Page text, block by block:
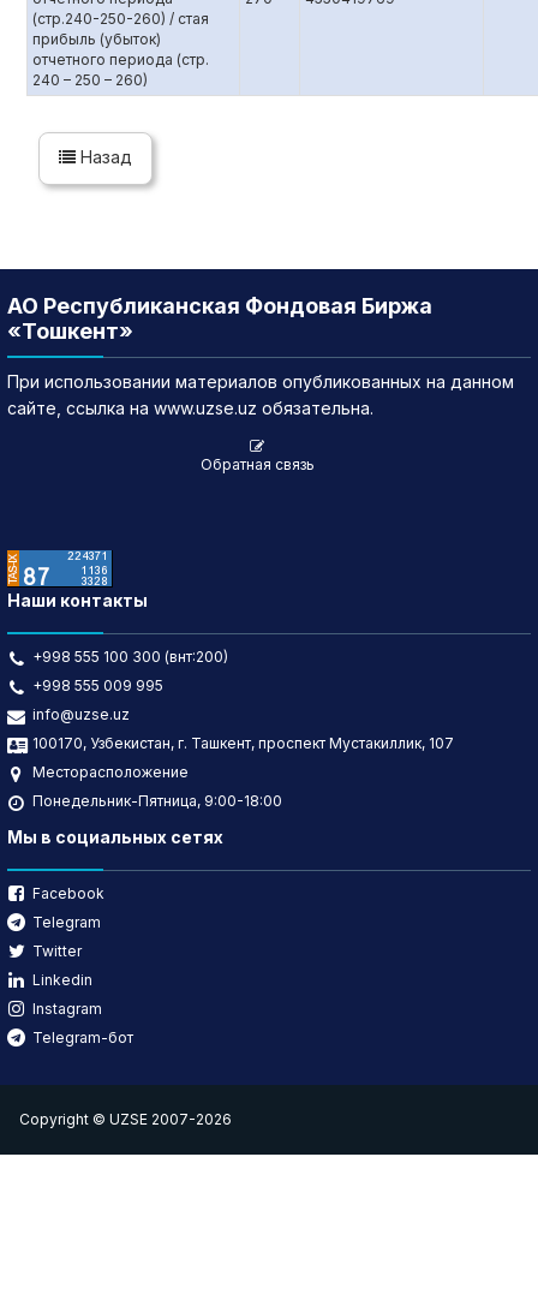
(стр.240-250-260) / стая
прибыль (убыток)
отчетного периода (стр.
240 – 250 – 260)
Назад
АО Республиканская Фондовая Биржа
«Тошкент»
При использовании материалов опубликованных на данном
сайте, ссылка на www.uzse.uz обязательна.
Обратная связь
Наши контакты
+998 555 100 300 (внт:200)
+998 555 009 995
info@uzse.uz
100170, Узбекистан, г. Ташкент, проспект Мустакиллик, 107
Месторасположение
Понедельник-Пятница, 9:00-18:00
Мы в социальных сетях
Facebook
Telegram
Twitter
Linkedin
Instagram
Telegram-бот
Copyright © UZSE 2007-2026